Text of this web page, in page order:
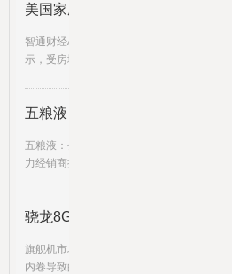
美国家庭净资产Q2攀升至154.3万
智通财经APP获悉，美联储周五的一份报告显
示，受房地产和股票价值上涨
五粮液：公司对中秋旺季已做好相
五粮液：公司对中秋旺季已做好相关准备将助
力经销商抢抓旺季销售
骁龙8Gen2+16GB+512GB，突降
旗舰机市场的日子不好过，也是手机厂商疯狂
内卷导致的，造成这样的局面